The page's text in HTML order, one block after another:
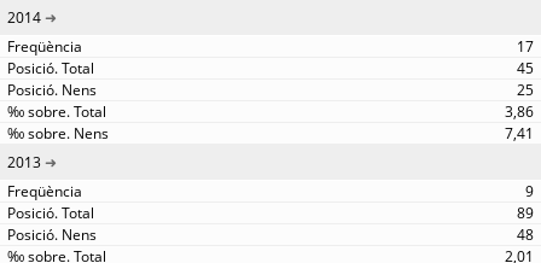
2014
17
45
25
3,86
7,41
2013
9
89
48
2,01